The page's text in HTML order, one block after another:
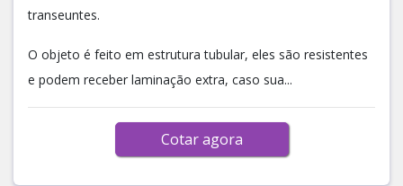
transeuntes.
O objeto é feito em estrutura tubular, eles são resistentes
e podem receber laminação extra, caso sua...
Cotar agora